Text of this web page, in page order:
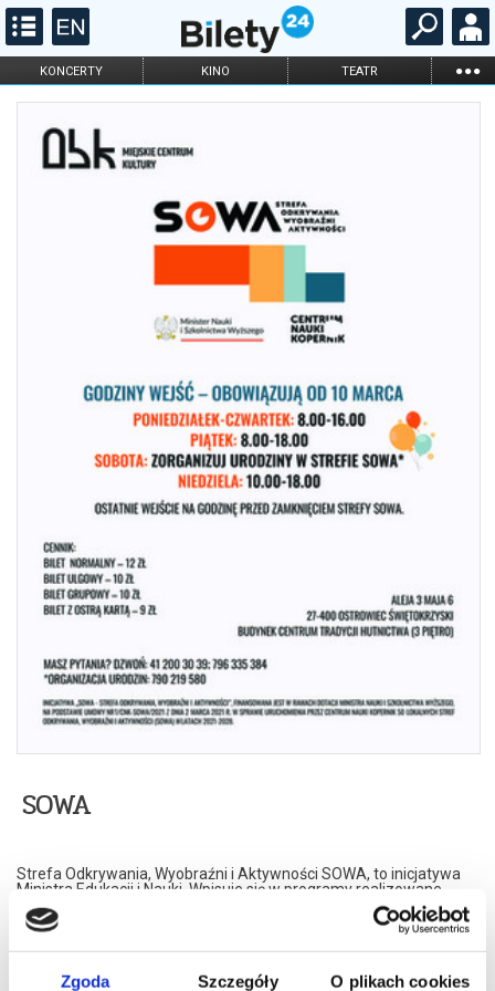
Zgoda Szczegóły O plikach cookies
KONCERTY KINO TEATR ...
FILHARMONIA OPERA I BALET
DLA DZIECI
SOWA
Strefa Odkrywania, Wyobraźni i Aktywności SOWA, to inicjatywa
Ministra Edukacji i Nauki. Wpisuje się w programy realizowane
przez Ministra w ramach Społecznej Odpowiedzialności Nauki,
mające na celu popularyzację i upowszechnianie nauki oraz badań
naukowych.
SOWA w Ostrowcu Świętokrzyskim realizuje ideę uczenia się
eksperymentowaniu. Metoda ta umożliwia poszerzenie wiedzy, a